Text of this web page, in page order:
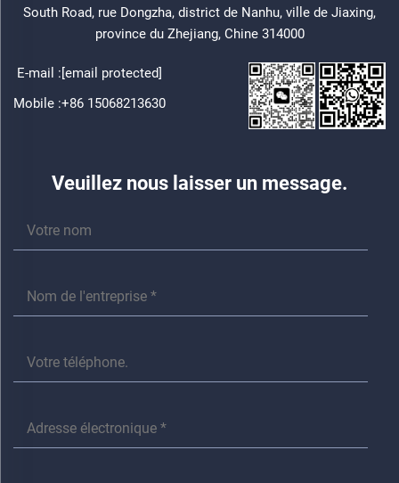
South Road, rue Dongzha, district de Nanhu, ville de Jiaxing,
province du Zhejiang, Chine 314000
E-mail :[email protected]
Mobile :+86 15068213630
Veuillez nous laisser un message.